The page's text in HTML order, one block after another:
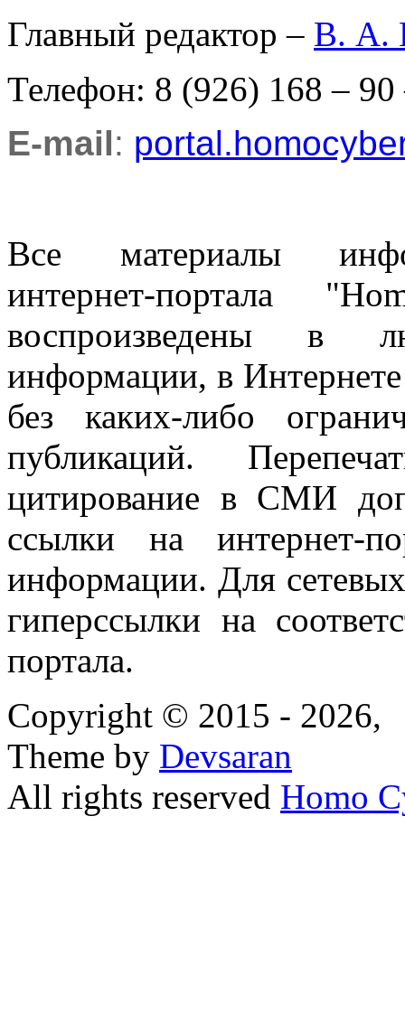
Главный редактор – В. А.
Телефон: 8 (926) 168 – 90
E-mail:
Все материалы
интернет-портала
воспроизведены в
информации, в
без каких-либо
публикаций.
цитирование в СМИ
ссылки на интернет-
информации. Для
гиперссылки на
портала.
Copyright © 2015 - 2026,
Theme by Devsaran
All rights reserved Homo